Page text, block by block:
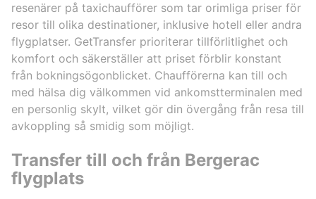
resenärer på taxichaufförer som tar orimliga priser för
resor till olika destinationer, inklusive hotell eller andra
flygplatser. GetTransfer prioriterar tillförlitlighet och
komfort och säkerställer att priset förblir konstant
från bokningsögonblicket. Chaufförerna kan till och
med hälsa dig välkommen vid ankomstterminalen med
en personlig skylt, vilket gör din övergång från resa till
avkoppling så smidig som möjligt.
Transfer till och från Bergerac
flygplats